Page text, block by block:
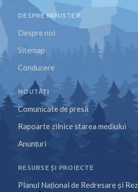
DESPRE MINISTER
Despre noi
Sitemap
Conducere
NOUTĂȚI
Comunicate de presă
Rapoarte zilnice starea mediului
Anunțuri
RESURSE ȘI PROIECTE
Planul Național de Redresare și